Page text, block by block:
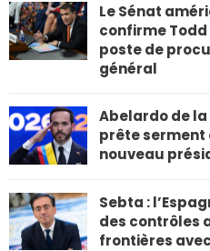
Le Sénat
confirme
poste de
général
Abelardo de la
prête serment
nouveau
Sebta :
des contrôles
frontières